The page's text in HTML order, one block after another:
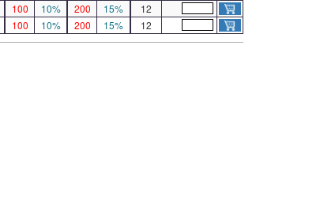
100 10% 200 15%
12
100 10% 200 15% 12